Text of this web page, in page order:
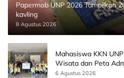
Papermob UNP 2026 Tampilkan
kavling
8 Agustus 2026
Mahasiswa KKN
Wisata dan Peta
Paninggahan
6 Agustus 2026